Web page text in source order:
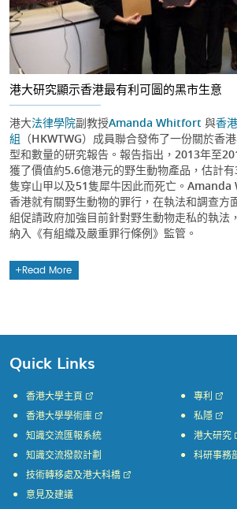
港大研究顯示香港最有利可圖的黑市生意
港大法律學院副教授Amanda Whitfort 與香
組 （HKWTWG）成員聯合發佈了一份關於香
型和數量的研究報告。報告指出，2013年至
獲了價值約5.6億港元的野生動物產品，估計
隻穿山甲以及51隻犀牛因此而死亡。
香港就有關野生動物的罪行，在執法和調查方
組促請政府加強目前針對野生動物走私的執法
納入《有組織及嚴重罪行條例》監管。
Read More
Quick Links
香港大學主頁
香港大學學術庫
知識交流匯報系統
知識交流撥款計劃
專利
私隱
港大研究
科研事務
技術轉移處及港大科橋
意見及建議